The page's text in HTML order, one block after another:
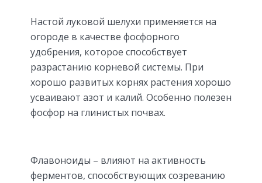
Настой луковой шелухи применяется на
огороде в качестве фосфорного
удобрения, которое способствует
разрастанию корневой системы. При
хорошо развитых корнях растения хорошо
усваивают азот и калий. Особенно полезен
фосфор на глинистых почвах.
Флавоноиды – влияют на активность
ферментов, способствующих созреванию